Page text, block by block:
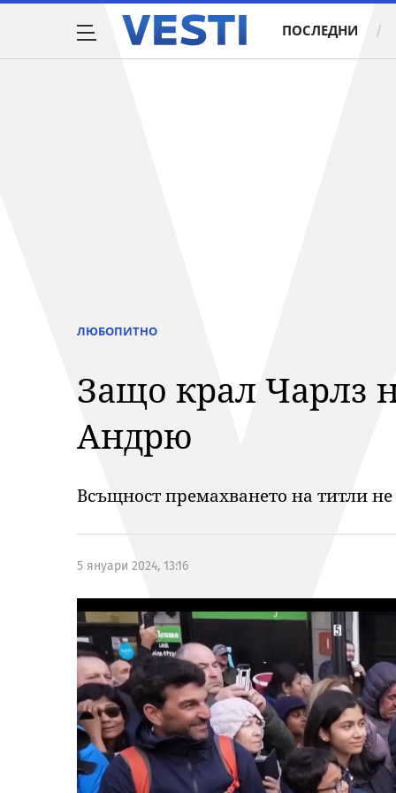
ПОСЛЕДНИ
ЛЮБОПИТНО
Защо крал Чарлз
Андрю
Всъщност премахването на титли
5 януари 2024, 13:16